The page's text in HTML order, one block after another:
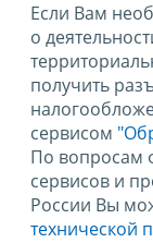
Если Вам
о
получить
сервисом
По вопросам
сервисов и
России Вы
технической